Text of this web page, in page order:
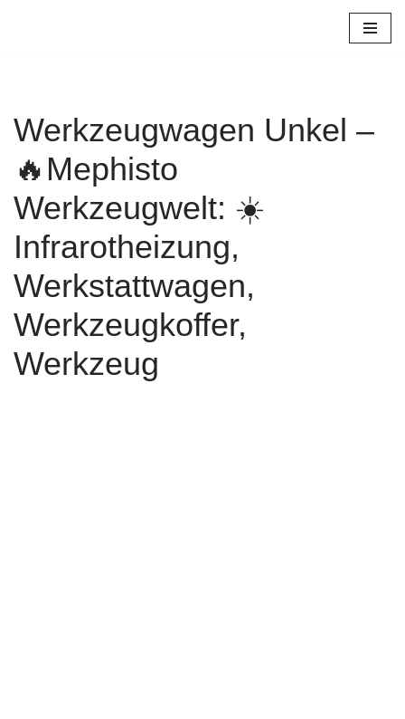
Werkzeugwagen Unkel –
🔥Mephisto
Werkzeugwelt: ☀️
Infrarotheizung,
Werkstattwagen,
Werkzeugkoffer,
Werkzeug